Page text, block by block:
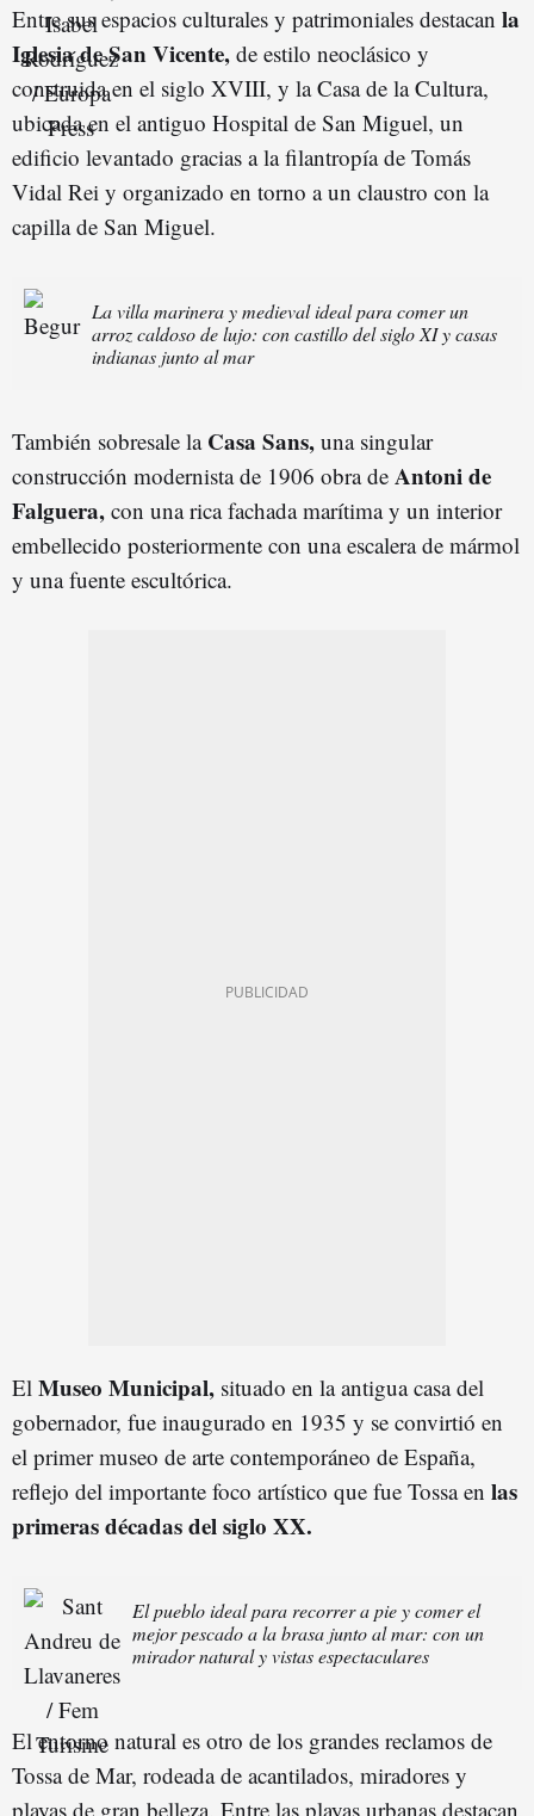
Entre sus espacios culturales y patrimoniales destacan la
Iglesia de San Vicente, de estilo neoclásico y
construida en el siglo XVIII, y la Casa de la Cultura,
ubicada en el antiguo Hospital de San Miguel, un
edificio levantado gracias a la filantropía de Tomás
Vidal Rei y organizado en torno a un claustro con la
capilla de San Miguel.
La villa marinera y medieval ideal para comer un
arroz caldoso de lujo: con castillo del siglo XI y casas
indianas junto al mar
También sobresale laCasa Sans, una singular
construcción modernista de 1906 obra de Antoni de
Falguera, con una rica fachada marítima y un interior
embellecido posteriormente con una escalera de mármol
y una fuente escultórica.
El Museo Municipal, situado en la antigua casa del
gobernador, fue inaugurado en 1935 y se convirtió en
el primer museo de arte contemporáneo de España,
reflejo del importante foco artístico que fue Tossa en las
primeras décadas del siglo XX.
El pueblo ideal para recorrer a pie y comer el
mejor pescado a la brasa junto al mar: con un
mirador natural y vistas espectaculares
El entorno natural es otro de los grandes reclamos de
Tossa de Mar, rodeada de acantilados, miradores y
playas de gran belleza. Entre las playas urbanas destacan